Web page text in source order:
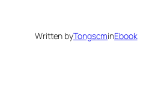
Written byTongscminEbook